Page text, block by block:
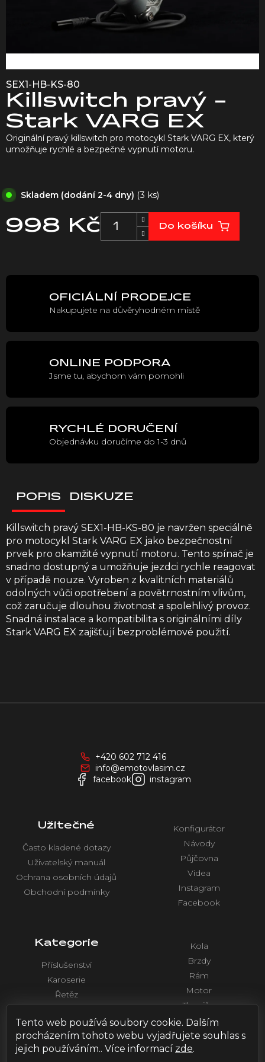
Tento web používá soubory cookie. Dalším
procházením tohoto webu vyjadřujete souhlas s
jejich používáním.. Více informací zde.
SEX1-HB-KS-80
Killswitch pravý -
Stark VARG EX
998 Kč
cena:
Skladem (dodání 2-4 dny) (3 ks)
Do košíku
Originální pravý killswitch pro motocykl Stark VARG EX, který
umožňuje rychlé a bezpečné vypnutí motoru.
OFICIÁLNÍ PRODEJCE
Nakupujete na důvěryhodném místě
ONLINE PODPORA
Jsme tu, abychom vám pomohli
RYCHLÉ DORUČENÍ
Objednávku doručíme do 1-3 dnů
POPIS DISKUZE
Killswitch pravý SEX1-HB-KS-80 je navržen speciálně
pro motocykl Stark VARG EX jako bezpečnostní
prvek pro okamžité vypnutí motoru. Tento spínač je
snadno dostupný a umožňuje jezdci rychle reagovat
v případě nouze. Vyroben z kvalitních materiálů
odolných vůči opotřebení a povětrnostním vlivům,
což zaručuje dlouhou životnost a spolehlivý provoz.
Snadná instalace a kompatibilita s originálními díly
Stark VARG EX zajišťují bezproblémové použití.
+420 602 712 416
info@emotovlasim.cz
facebook
instagram
Užitečné
Často kladené dotazy
Uživatelský manuál
Ochrana osobních údajů
Obchodní podmínky
Konfigurátor
Návody
Půjčovna
Videa
Instagram
Facebook
Kategorie
Příslušenství
Karoserie
Řetěz
Elektronika
Kola
Brzdy
Rám
Motor
Tlumiče
Řídítka a ovládaní